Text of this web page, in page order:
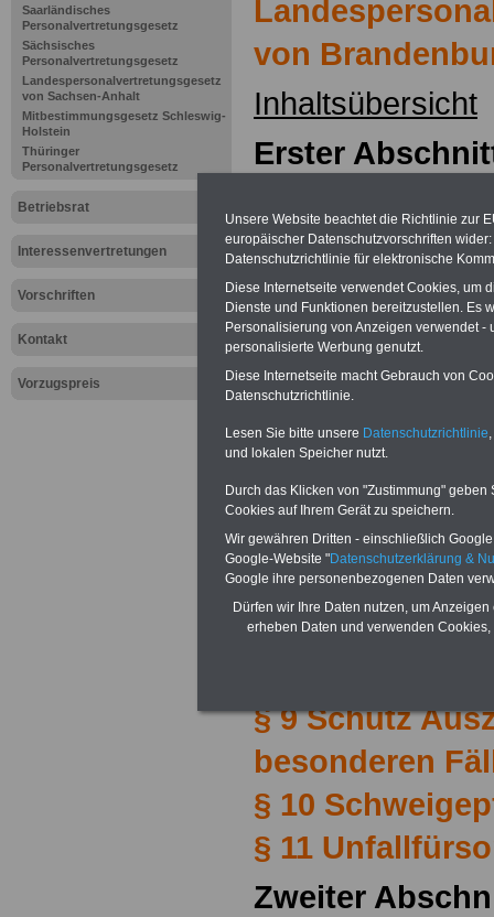
Saarländisches
Personalvertretungsgesetz
Sächsisches
Personalvertretungsgesetz
Landespersonalvertretungsgesetz
von Sachsen-Anhalt
Mitbestimmungsgesetz Schleswig-
Holstein
Thüringer
Personalvertretungsgesetz
Betriebsrat
Interessenvertretungen
Vorschriften
Kontakt
Vorzugspreis
von
Inhaltsübersicht
Erster
§ 1 Bildung
§ 2 Grundsätze
§ 3 Stellung
Arbeitgeber
§ 4
§ 5 Gruppen
§ 6
§ 7 Vertretung
§ 9 Schutz
besonderen
§ 10
§ 11
Zweiter
Unsere Website beachtet die Richtlinie zur
europäischer Datenschutzvorschriften
Datenschutzrichtlinie für elektronische
Diese Internetseite verwendet Cookies, um
Dienste und Funktionen bereitzustellen. Es
Personalisierung von Anzeigen verwendet
personalisierte Werbung genutzt.
Diese Internetseite macht Gebrauch von
Datenschutzrichtlinie.
Lesen Sie bitte unsere Datenschutzrichtlinie
und lokalen Speicher nutzt.
Durch das Klicken von "Zustimmung"
Cookies auf Ihrem Gerät zu speichern.
Wir gewähren Dritten - einschließlich
Google-Website "Datenschutzerklärung &
Google ihre personenbezogenen Daten
Dürfen wir Ihre Daten nutzen, um
erheben Daten und verwenden